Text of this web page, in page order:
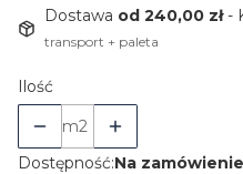
Dostawa od 240,00 zł-
transport + paleta
Ilość
m2
Dostępność:Na zamówienie